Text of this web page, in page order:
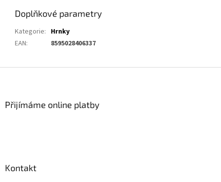
Doplňkové parametry
Kategorie: Hrnky
EAN: 8595028406337
Přijímáme online platby
Kontakt